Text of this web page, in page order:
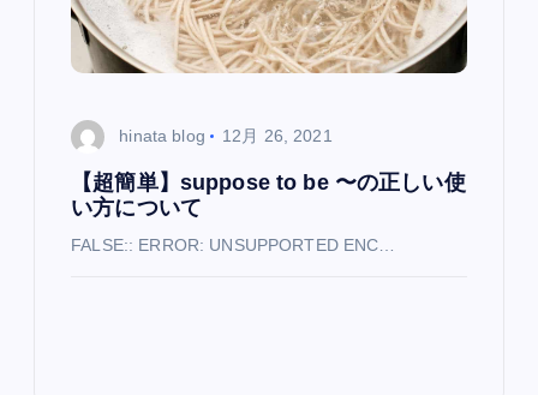
hinata blog 12月 26, 2021
【超簡単】suppose to be 〜の正しい使
い方について
FALSE:: ERROR: UNSUPPORTED ENC…